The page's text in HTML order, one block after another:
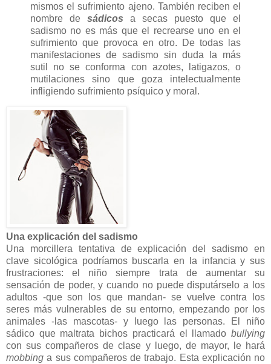
mismos el sufrimiento ajeno. También reciben el
nombre de sádicos
a secas puesto que el
sadismo no es más que el recrearse uno en el
sufrimiento que provoca en otro. De todas las
manifestaciones de sadismo sin duda la más
sutil no se conforma con azotes, latigazos, o
mutilaciones sino que goza intelectualmente
infligiendo sufrimiento psíquico y moral.
Una explicación del sadismo
Una morcillera tentativa de explicación del sadismo en
clave sicológica podríamos buscarla en la infancia y sus
frustraciones: el niño siempre trata de aumentar su
sensación de poder, y cuando no puede disputárselo a los
adultos -que son los que mandan- se vuelve contra los
seres más vulnerables de su entorno, empezando por los
animales -las mascotas- y luego las personas. El niño
sádico que maltrata bichos practicará el llamado bullying
con sus compañeros de clase y luego, de mayor, le hará
mobbinga sus compañeros de trabajo. Esta explicación no